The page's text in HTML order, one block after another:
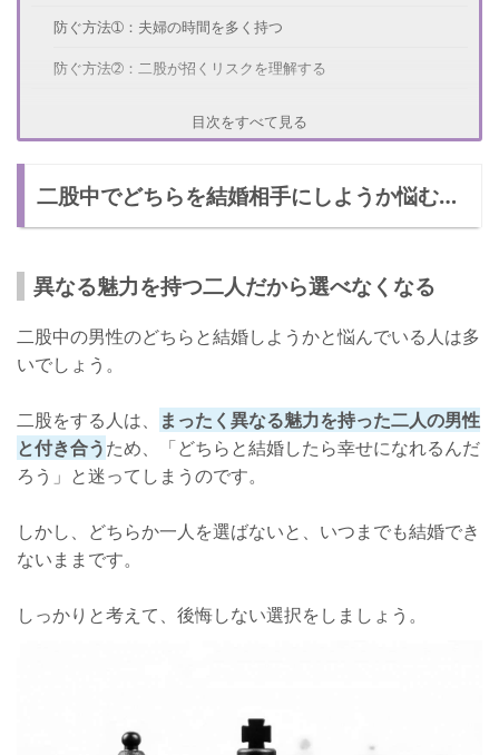
防ぐ方法➀：夫婦の時間を多く持つ
防ぐ方法➁：二股が招くリスクを理解する
目次をすべて見る
二股中でどちらを結婚相手にしようか悩む…
異なる魅力を持つ二人だから選べなくなる
二股中の男性のどちらと結婚しようかと悩んでいる人は多
いでしょう。
二股をする人は、
まったく異なる魅力を持った二人の男性
と付き合うため、「どちらと結婚したら幸せになれるんだ
ろう」と迷ってしまうのです。
しかし、どちらか一人を選ばないと、いつまでも結婚でき
ないままです。
しっかりと考えて、後悔しない選択をしましょう。